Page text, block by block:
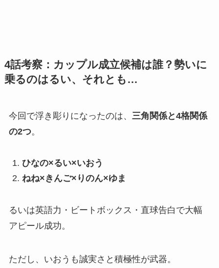
4話考察：カップル成立候補は誰？勢いに
乗るのはるい、それとも…
今回で浮き彫りになったのは、 三角関係と4格関係
の2つ。
ひなの×るい×いおう
ねね×きんご× りのん×ゆま
るいは英語力・ビートボックス・直球告白で大幅
アピール成功。
ただし、いおうも誠実さと積極性が武器。